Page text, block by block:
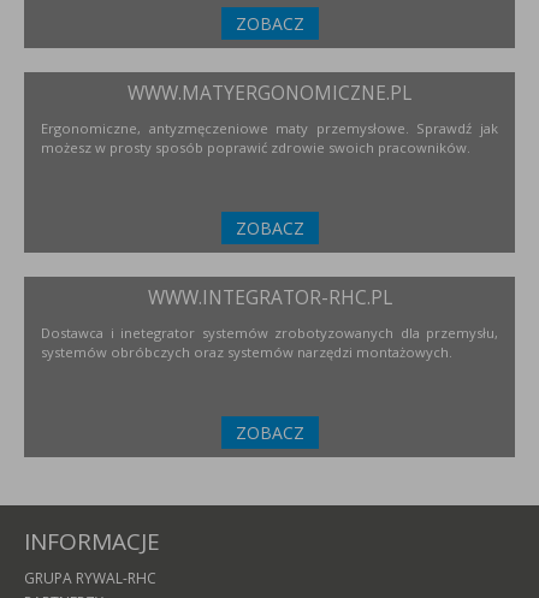
ZOBACZ
WWW.MATYERGONOMICZNE.PL
Ergonomiczne, antyzmęczeniowe maty przemysłowe. Sprawdź jak
możesz w prosty sposób poprawić zdrowie swoich pracowników.
ZOBACZ
WWW.INTEGRATOR-RHC.PL
Dostawca i inetegrator systemów zrobotyzowanych dla przemysłu,
systemów obróbczych oraz systemów narzędzi montażowych.
ZOBACZ
INFORMACJE
GRUPA RYWAL-RHC